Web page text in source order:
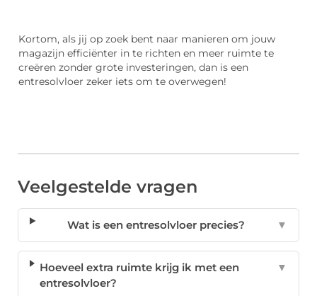
Kortom, als jij op zoek bent naar manieren om jouw
magazijn efficiënter in te richten en meer ruimte te
creëren zonder grote investeringen, dan is een
entresolvloer zeker iets om te overwegen!
Veelgestelde vragen
Wat is een entresolvloer precies? ▼
Hoeveel extra ruimte krijg ik met een
entresolvloer?
▼